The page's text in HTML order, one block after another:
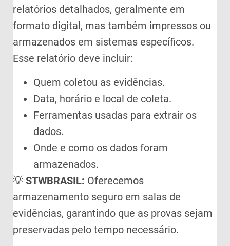
relatórios detalhados, geralmente em
formato digital, mas também impressos ou
armazenados em sistemas específicos.
Esse relatório deve incluir:
Quem coletou as evidências.
Data, horário e local de coleta.
Ferramentas usadas para extrair os
dados.
Onde e como os dados foram
armazenados.
💡 STWBRASIL: Oferecemos
armazenamento seguro em salas de
evidências, garantindo que as provas sejam
preservadas pelo tempo necessário.